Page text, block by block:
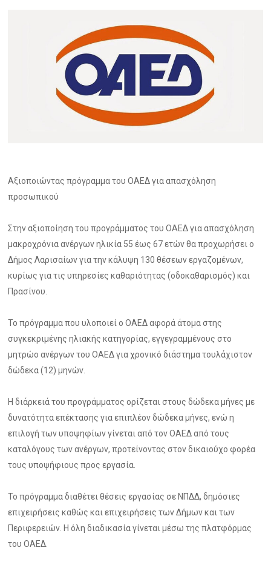
Αξιοποιώντας πρόγραμμα του ΟΑΕΔ για απασχόληση
προσωπικού
Στην αξιοποίηση του προγράμματος του ΟΑΕΔ για απασχόληση
μακροχρόνια ανέργων ηλικία 55 έως 67 ετών θα προχωρήσει ο
Δήμος Λαρισαίων για την κάλυψη 130 θέσεων εργαζομένων,
κυρίως για τις υπηρεσίες καθαριότητας (οδοκαθαρισμός) και
Πρασίνου.
Το πρόγραμμα που υλοποιεί ο ΟΑΕΔ αφορά άτομα στης
συγκεκριμένης ηλιακής κατηγορίας, εγγεγραμμένους στο
μητρώο ανέργων του ΟΑΕΔ για χρονικό διάστημα τουλάχιστον
δώδεκα (12) μηνών.
Η διάρκειά του προγράμματος ορίζεται στους δώδεκα μήνες με
δυνατότητα επέκτασης για επιπλέον δώδεκα μήνες, ενώ η
επιλογή των υποψηφίων γίνεται από τον ΟΑΕΔ από τους
καταλόγους των ανέργων, προτείνοντας στον δικαιούχο φορέα
τους υποψήφιους προς εργασία.
Το πρόγραμμα διαθέτει θέσεις εργασίας σε ΝΠΔΔ, δημόσιες
επιχειρήσεις καθώς και επιχειρήσεις των Δήμων και των
Περιφερειών. Η όλη διαδικασία γίνεται μέσω της πλατφόρμας
του ΟΑΕΔ.